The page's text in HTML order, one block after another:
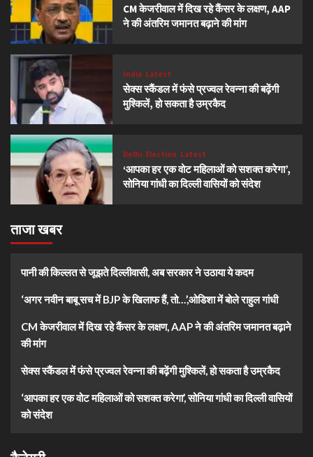
CM केजरीवाल में दिख रहे कैंसर के लक्षण, AAP
ने की अंतरिम जमानत बढ़ाने की मांग
India Latest
सेक्स स्कैंडल में फंसे प्रज्वल रेवन्ना की बढ़ेंगी
मुश्किलें, हो सकता है उम्रकैद
Delhi Election Latest
‘आपका हर एक वोट महिलाओं को सशक्त करेगा’,
सोनिया गांधी का दिल्ली वासियों को संदेश
ताजा खबर
पानी की किल्लत से जूझते दिल्लीवासी, अब सरकार ने उठाया ये कदम
‘अगर नवीन बाबू सच में BJP के खिलाफ हैं, तो…’,ओडिशा में बोले राहुल गांधी
CM केजरीवाल में दिख रहे कैंसर के लक्षण, AAP ने की अंतरिम जमानत बढ़ाने
की मांग
सेक्स स्कैंडल में फंसे प्रज्वल रेवन्ना की बढ़ेंगी मुश्किलें, हो सकता है उम्रकैद
‘आपका हर एक वोट महिलाओं को सशक्त करेगा’, सोनिया गांधी का दिल्ली वासियों
को संदेश